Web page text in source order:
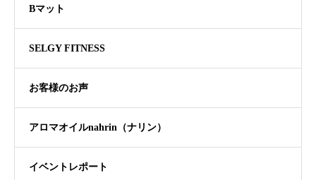
Bマット
SELGY FITNESS
お客様のお声
アロマオイルnahrin（ナリン）
イベントレポート